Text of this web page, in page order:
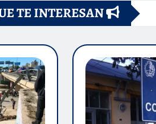
TE INTERESAN